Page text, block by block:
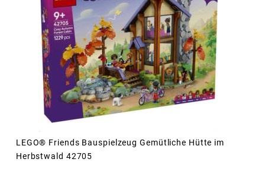
LEGO® Friends Bauspielzeug Gemütliche Hütte im
Herbstwald 42705